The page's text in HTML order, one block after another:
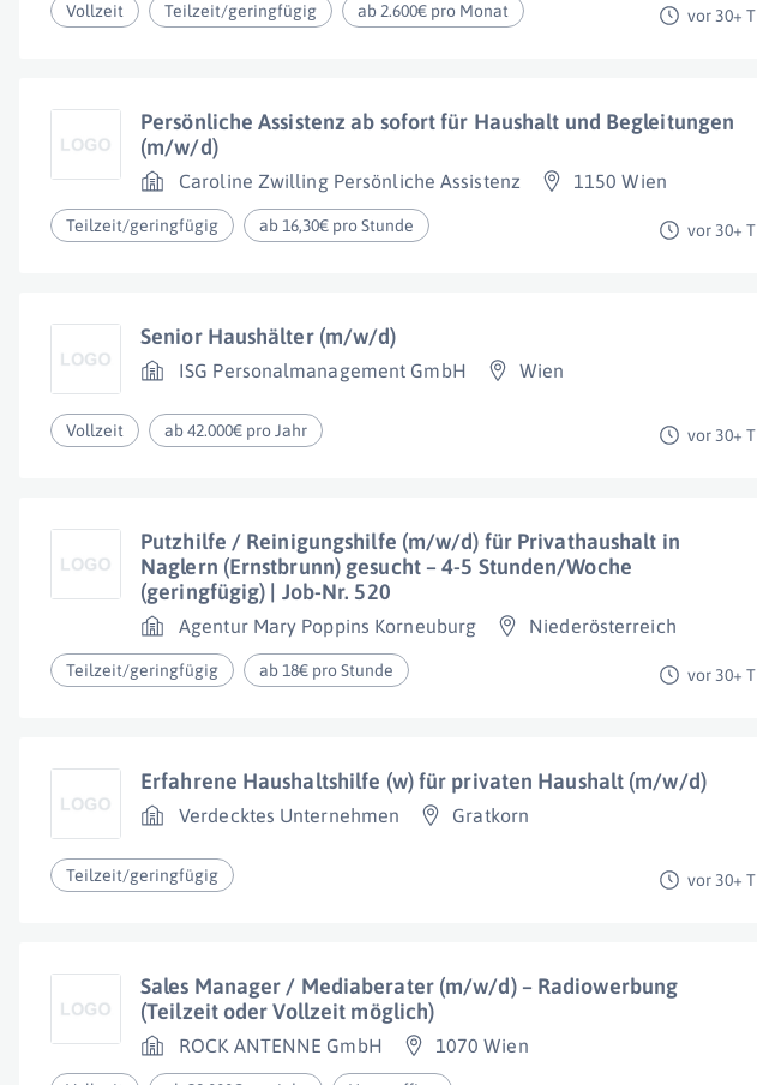
Vollzeit Teilzeit/geringfügig ab 2.600€ pro Monat vor 30+ T
Persönliche Assistenz ab sofort für Haushalt und Begleitungen
(m/w/d)
Caroline Zwilling Persönliche Assistenz 1150 Wien
Teilzeit/geringfügig ab 16,30€ pro Stunde vor 30+ T
Senior Haushälter (m/w/d)
ISG Personalmanagement GmbH Wien
Vollzeit ab 42.000€ pro Jahr vor 30+ T
Putzhilfe / Reinigungshilfe (m/w/d) für Privathaushalt in
Naglern (Ernstbrunn) gesucht – 4-5 Stunden/Woche
(geringfügig) | Job-Nr. 520
Agentur Mary Poppins Korneuburg Niederösterreich
Teilzeit/geringfügig ab 18€ pro Stunde vor 30+ T
Erfahrene Haushaltshilfe (w) für privaten Haushalt (m/w/d)
Verdecktes Unternehmen Gratkorn
Teilzeit/geringfügig vor 30+ T
Sales Manager / Mediaberater (m/w/d) – Radiowerbung
(Teilzeit oder Vollzeit möglich)
ROCK ANTENNE GmbH 1070 Wien